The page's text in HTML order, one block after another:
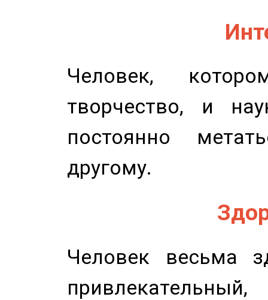
Человек,
творчество, и
постоянно
другому.
Человек весьма